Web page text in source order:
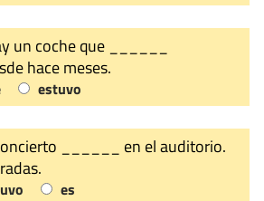
un coche que ______
hace meses.
estuvo
______ en el auditorio.
es